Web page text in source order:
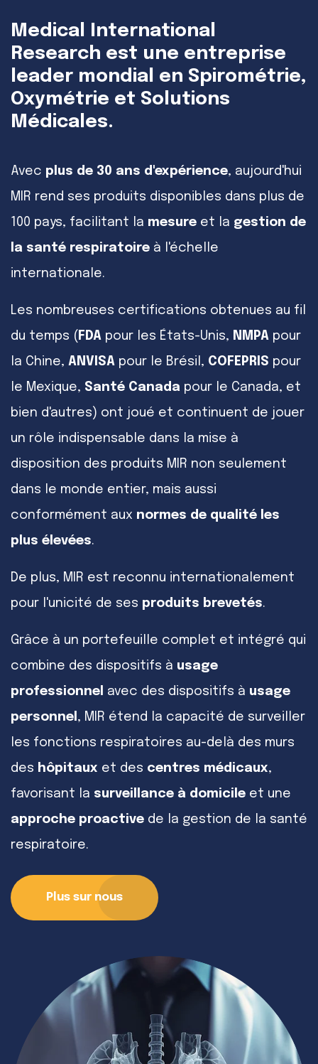
Medical International
Research est une entreprise
leader mondial en Spirométrie,
Oxymétrie et Solutions
Médicales.
Avec plus de 30 ans d'expérience, aujourd'hui
MIR rend ses produits disponibles dans plus de
100 pays, facilitant la mesure et la gestion de
la santé respiratoire à l'échelle
internationale.
Les nombreuses certifications obtenues au fil
du temps ( FDA pour les États-Unis, NMPA pour
la Chine, ANVISA pour le Brésil, COFEPRIS pour
le Mexique, Santé Canada pour le Canada, et
bien d'autres) ont joué et continuent de jouer
un rôle indispensable dans la mise à
disposition des produits MIR non seulement
dans le monde entier, mais aussi
conformément aux normes de qualité les
plus élevées.
De plus, MIR est reconnu internationalement
pour l'unicité de ses produits brevetés.
Grâce à un portefeuille complet et intégré qui
combine des dispositifs à usage
professionnel
avec des dispositifs à usage
personnel , MIR étend la capacité de surveiller
les fonctions respiratoires au-delà des murs
des hôpitaux et des centres médicaux,
favorisant la surveillance à domicile et une
approche proactive de la gestion de la santé
respiratoire.
Plus sur nous